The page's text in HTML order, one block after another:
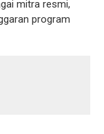
mitra resmi,
program